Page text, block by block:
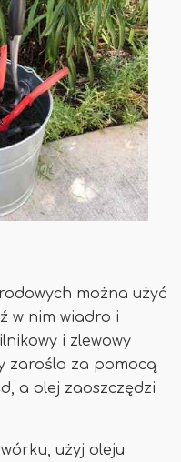
można użyć
w nim wiadro i
i zlewowy
zarośla za pomocą
a olej zaoszczędzi
użyj oleju